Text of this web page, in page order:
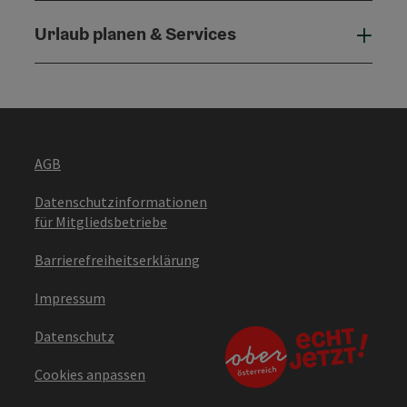
Urlaub planen & Services
AGB
Datenschutzinformationen
für Mitgliedsbetriebe
Barrierefreiheitserklärung
Impressum
Datenschutz
Cookies anpassen